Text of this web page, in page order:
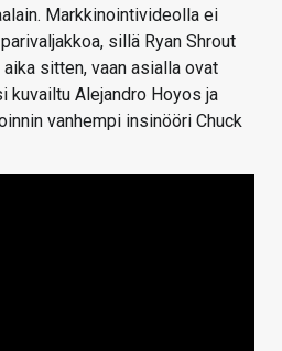
Markkinointivideolla ei
sillä Ryan Shrout
sitten, vaan asialla ovat
kuvailtu Alejandro Hoyos ja
vanhempi insinööri Chuck